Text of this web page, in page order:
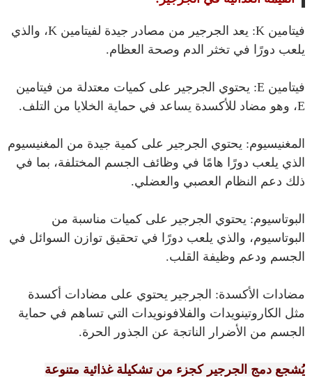
فيتامين K: يعد الجرجير من مصادر جيدة لفيتامين K، والذي
يلعب دورًا في تخثر الدم وصحة العظام.
فيتامين E: يحتوي الجرجير على كميات معتدلة من فيتامين
E، وهو مضاد للأكسدة يساعد في حماية الخلايا من التلف.
المغنيسيوم: يحتوي الجرجير على كمية جيدة من المغنيسيوم
الذي يلعب دورًا هامًا في وظائف الجسم المختلفة، بما في
ذلك دعم النظام العصبي والعضلي.
البوتاسيوم: يحتوي الجرجير على كميات مناسبة من
البوتاسيوم، والذي يلعب دورًا في تحقيق توازن السوائل في
الجسم ودعم وظيفة القلب.
مضادات الأكسدة: الجرجير يحتوي على مضادات أكسدة
مثل الكاروتينويدات والفلافونويدات التي تساهم في حماية
الجسم من الأضرار الناتجة عن الجذور الحرة.
يُشجع دمج الجرجير كجزء من تشكيلة غذائية متنوعة